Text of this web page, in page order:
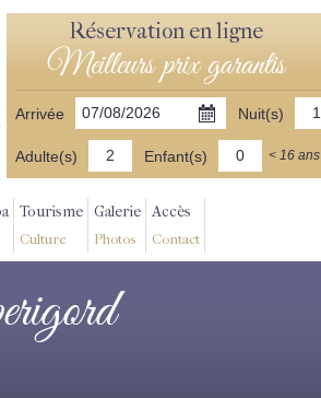
Réservation en ligne
Meilleurs prix garantis
Arrivée Nuit(s)
Adulte(s) Enfant(s) < 16 ans
Tourisme
Culture
Galerie
Photos
Accès
Contact